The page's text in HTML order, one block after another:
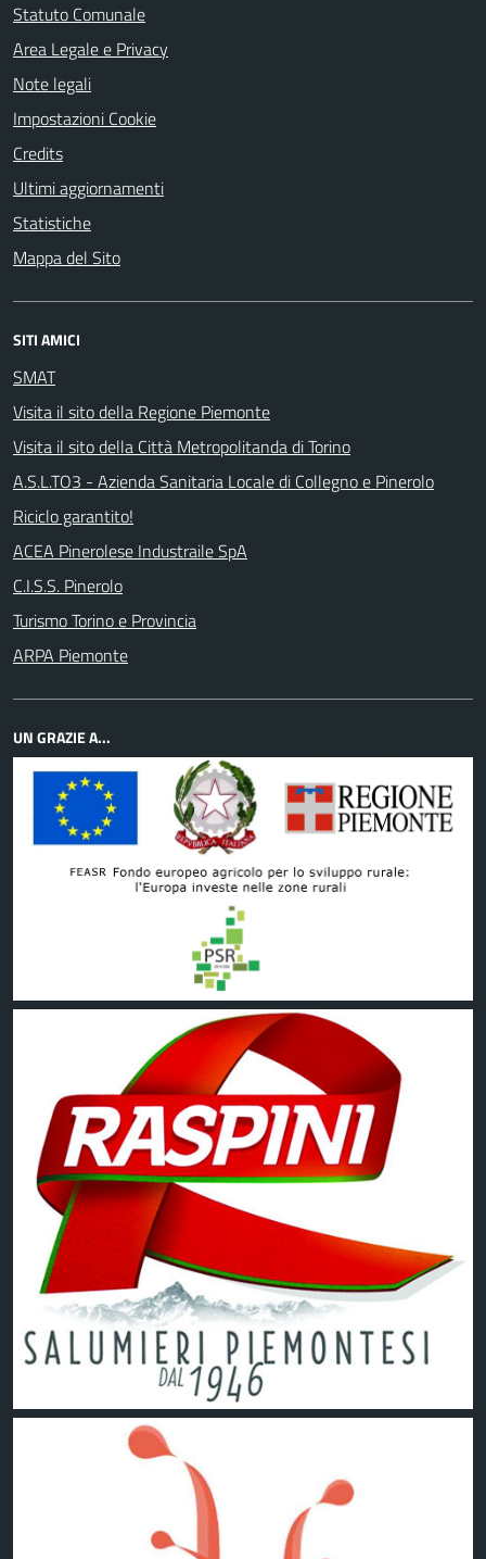
Statuto Comunale
Area Legale e Privacy
Note legali
Impostazioni Cookie
Credits
Ultimi aggiornamenti
Statistiche
Mappa del Sito
SITI AMICI
SMAT
Visita il sito della Regione Piemonte
Visita il sito della Città Metropolitanda di Torino
A.S.L.TO3 - Azienda Sanitaria Locale di Collegno e Pinerolo
Riciclo garantito!
ACEA Pinerolese Industraile SpA
C.I.S.S. Pinerolo
Turismo Torino e Provincia
ARPA Piemonte
UN GRAZIE A...